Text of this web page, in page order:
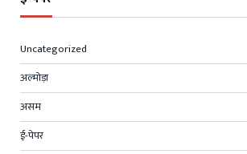
Uncategorized
अल्मोड़ा
असम
ई-पेपर